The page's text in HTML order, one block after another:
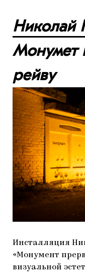
Николай
Монумет
рейву
Инсталляция
«Монумент
визуальной